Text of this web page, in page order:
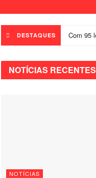
DESTAQUES
NOTÍCIAS RECENTES
NOTÍCIAS